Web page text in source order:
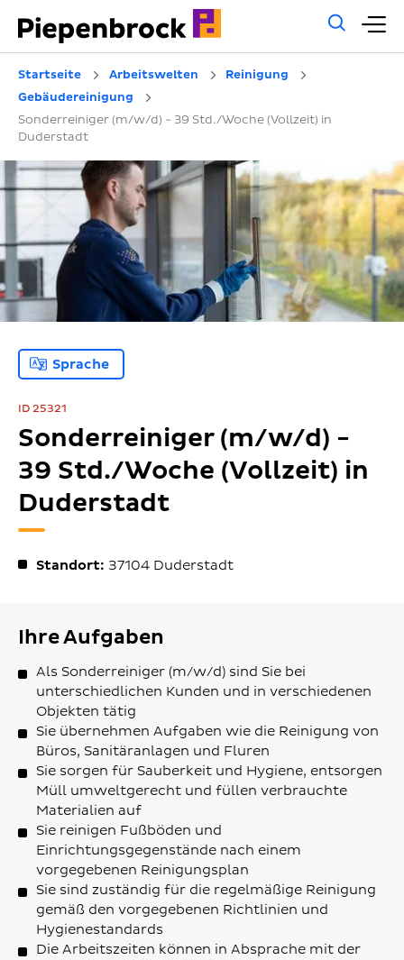
Startseite Arbeitswelten
Reinigung
Gebäudereinigung
Sonderreiniger (m/w/d) - 39 Std./Woche (Vollzeit) in
Duderstadt
Sprache
ID 25321
Sonderreiniger (m/w/d) -
39 Std./Woche (Vollzeit) in
Duderstadt
Standort: 37104 Duderstadt
Ihre Aufgaben
Als Sonderreiniger (m/w/d) sind Sie bei
unterschiedlichen Kunden und in verschiedenen
Objekten tätig
Sie übernehmen Aufgaben wie die Reinigung von
Büros, Sanitäranlagen und Fluren
Sie sorgen für Sauberkeit und Hygiene, entsorgen
Müll umweltgerecht und füllen verbrauchte
Materialien auf
Sie reinigen Fußböden und
Einrichtungsgegenstände nach einem
vorgegebenen Reinigungsplan
Sie sind zuständig für die regelmäßige Reinigung
gemäß den vorgegebenen Richtlinien und
Hygienestandards
Die Arbeitszeiten können in Absprache mit der